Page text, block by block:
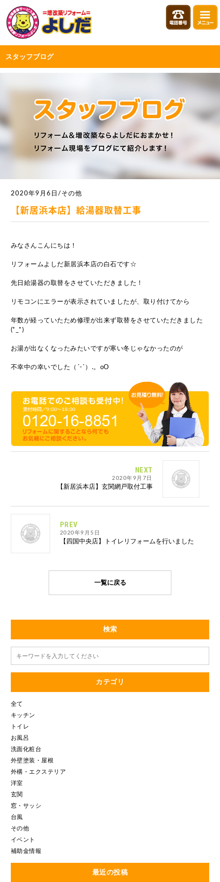
スタッフブログ
2020年9月6日/その他
【新居浜本店】給湯器取替工事
みなさんこんにちは！
リフォームよしだ新居浜本店の白石です☆
先日給湯器の取替をさせていただきました！
リモコンにエラーが表示されていましたが、取り付けてから
年数が経っていたため修理が出来ず取替をさせていただきました
(*_*)
お湯が出なくなったみたいですが寒い冬じゃなかったのが
不幸中の幸いでした（´-`）.。oO
PREV
2020年9月5日
【四国中央店】トイレリフォームを行いました
NEXT
2020年9月7日
【新居浜本店】玄関網戸取付工事
一覧に戻る
検索
カテゴリ
全て
キッチン
トイレ
お風呂
洗面化粧台
外壁塗装・屋根
外構・エクステリア
洋室
玄関
窓・サッシ
台風
その他
イベント
補助金情報
最近の投稿